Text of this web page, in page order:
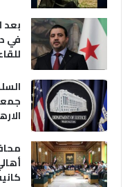
بعد
في